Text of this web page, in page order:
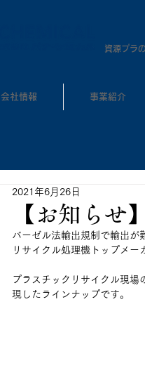
資源プラ
会社情報 事業紹介
【お知らせ
2021年6月26日
バーゼル法輸出規制で輸出が
リサイクル処理機トップメー
プラスチックリサイクル現場
現したラインナップです。